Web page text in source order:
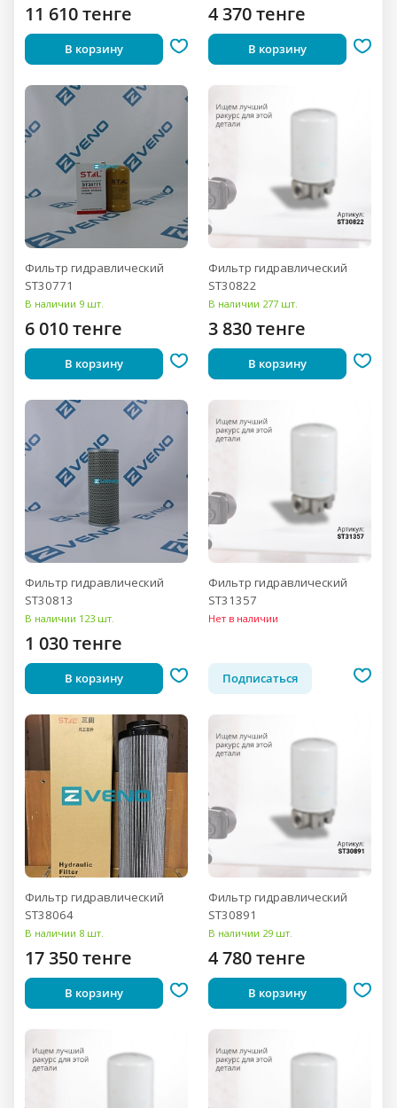
11 610 тенге
В корзину
4 370 тенге
В корзину
Фильтр гидравлический
ST30771
В наличии 9 шт.
6 010 тенге
В корзину
Фильтр гидравлический
ST30822
В наличии 277 шт.
3 830 тенге
В корзину
Фильтр гидравлический
ST30813
В наличии 123 шт.
1 030 тенге
В корзину
Фильтр гидравлический
ST31357
Нет в наличии
Подписаться
Фильтр гидравлический
ST38064
В наличии 8 шт.
17 350 тенге
В корзину
Фильтр гидравлический
ST30891
В наличии 29 шт.
4 780 тенге
В корзину